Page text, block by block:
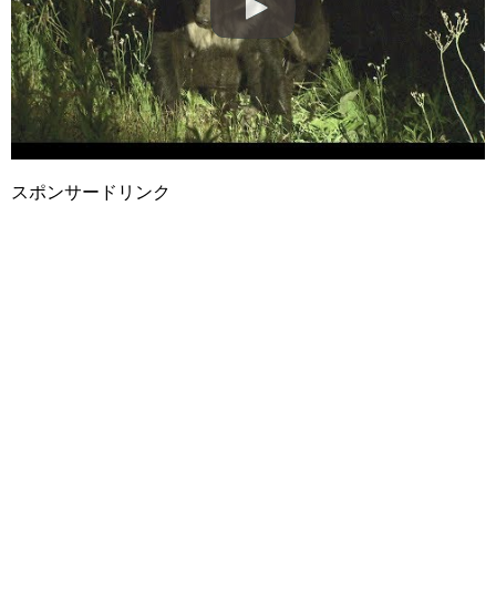
スポンサードリンク